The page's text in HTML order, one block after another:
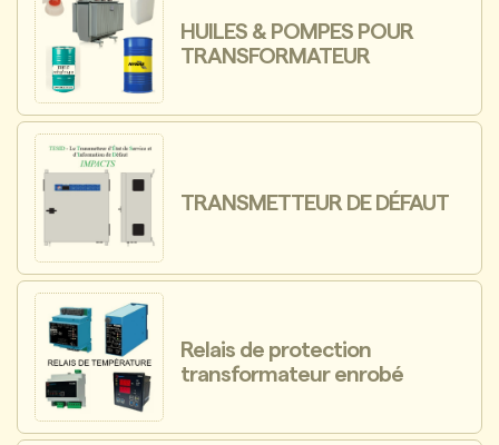
HUILES & POMPES POUR
TRANSFORMATEUR
TRANSMETTEUR DE DÉFAUT
Relais de protection
transformateur enrobé